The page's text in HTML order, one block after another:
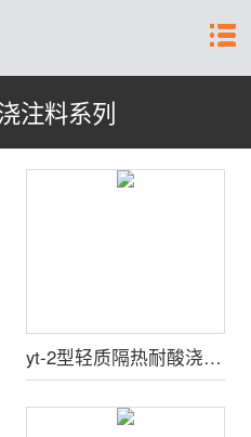
注料系列
yt-2型轻质隔热耐酸浇注料